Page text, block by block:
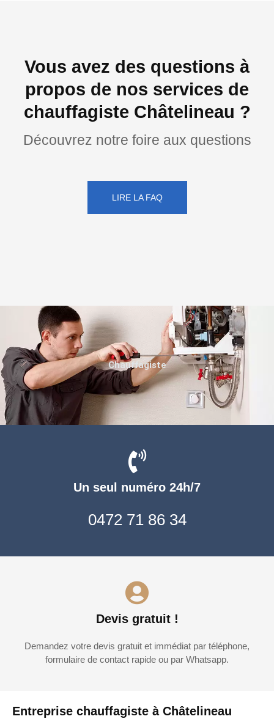
Vous avez des questions à
propos de nos services de
chauffagiste Châtelineau ?
Découvrez notre foire aux questions
LIRE LA FAQ
Entreprise chauffagiste à Châtelineau
Un seul numéro 24h/7
0472 71 86 34
Devis gratuit !
Demandez votre devis gratuit et immédiat par téléphone,
formulaire de contact rapide ou par Whatsapp.
Chauffagiste